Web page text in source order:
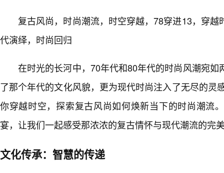
复古风尚，时尚潮流，时空穿越，78穿进13，穿
代演绎，时尚回归
在时光的长河中，70年代和80年代的时尚风潮宛
了那个年代的文化风貌，更为现代时尚注入了无尽的灵
你穿越时空，探索复古风尚如何焕新当下的时尚潮流
宴，让我们一起感受那浓浓的复古情怀与现代潮流的完
文化传承：智慧的传递